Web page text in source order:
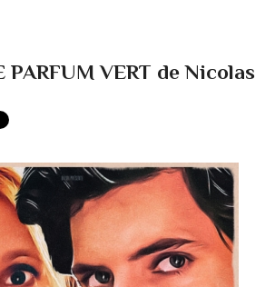
VERT de Nicolas